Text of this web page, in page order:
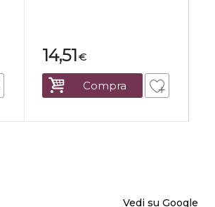
€
14,51
Compra
Vedi su Google